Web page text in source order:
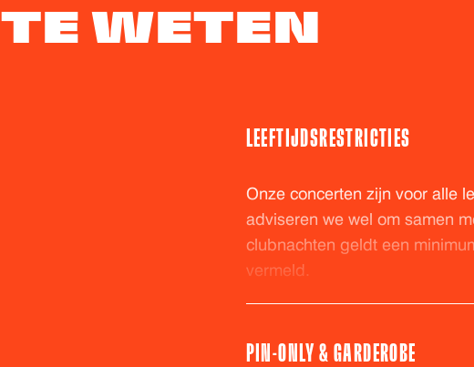
TE WETEN
LEEFTIJDSRESTRICTIES
Onze concerten zijn voor alle
adviseren we wel om samen
clubnachten geldt een
vermeld.
PIN-ONLY & GARDEROBE